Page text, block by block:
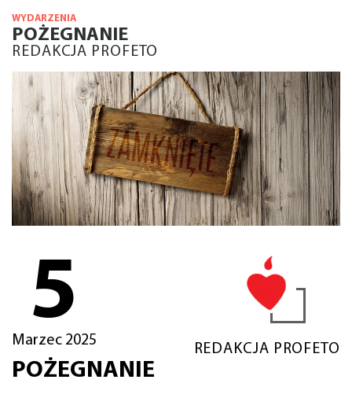
WYDARZENIA
POŻEGNANIE
REDAKCJA PROFETO
5
Marzec 2025
REDAKCJA PROFETO
POŻEGNANIE